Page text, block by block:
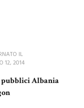
IL
12, 2014
pubblici Albania